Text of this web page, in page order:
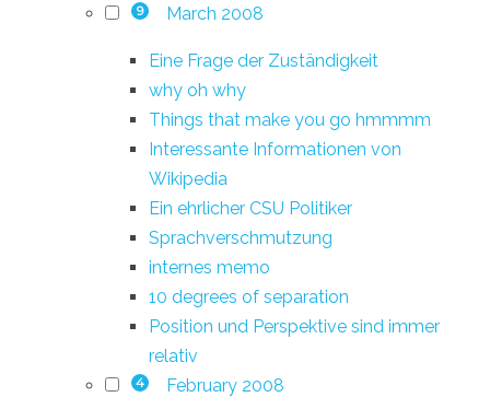
9 March 2008
Eine Frage der Zuständigkeit
why oh why
Things that make you go hmmmm
Interessante Informationen von
Wikipedia
Ein ehrlicher CSU Politiker
Sprachverschmutzung
internes memo
10 degrees of separation
Position und Perspektive sind immer
relativ
4 February 2008